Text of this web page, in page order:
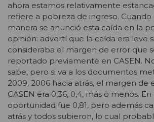
ahora estamos relativamente
refiere a pobreza de ingreso. Cuando
manera se anunció esta caída en la
opinión: advertí que la caída era leve
consideraba el margen de error que
reportado previamente en CASEN.
sabe, pero si va a los documentos
2009, 2006 hacia atrás, el margen de
CASEN era 0,36, 0,4, más o menos. En
oportunidad fue 0,81, pero además
atrás y todos subieron, lo cual